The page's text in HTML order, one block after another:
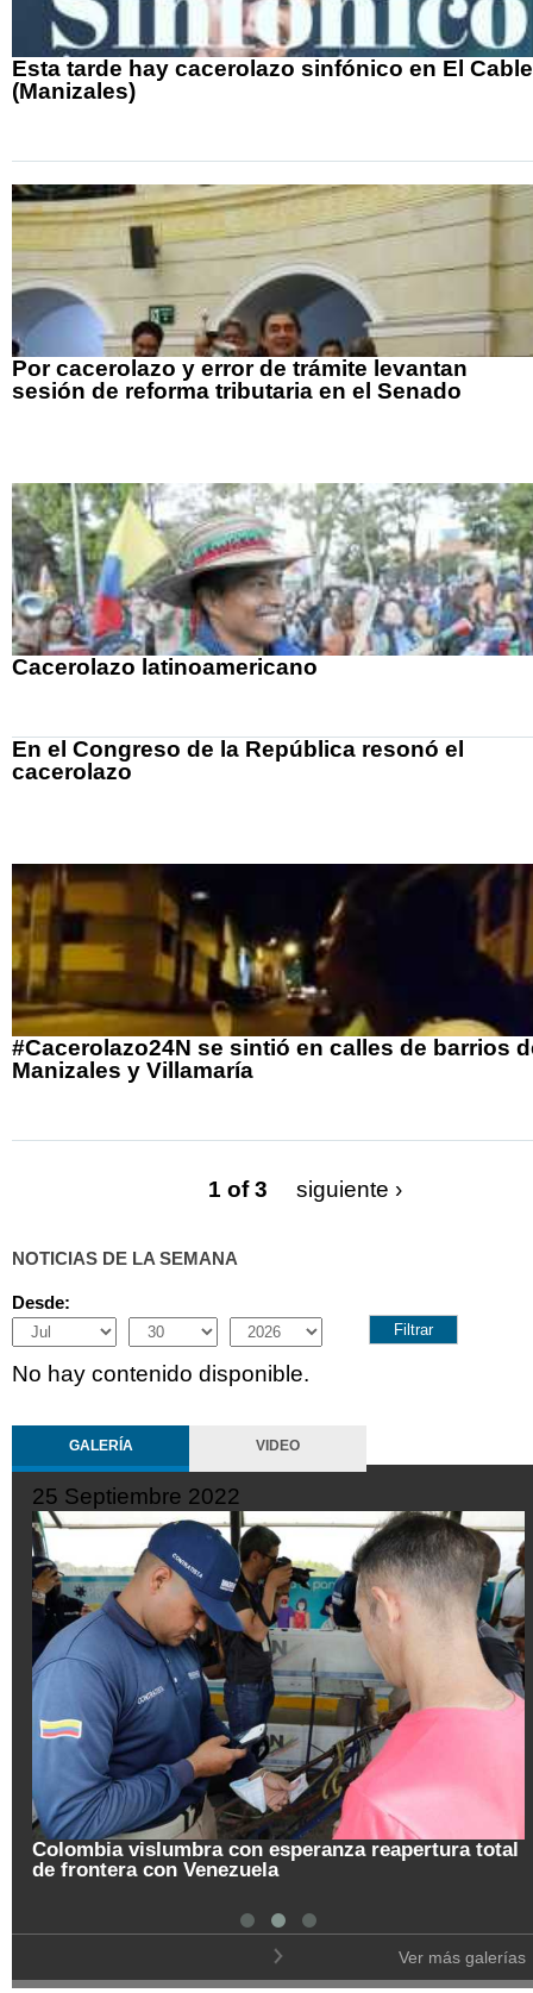
Esta tarde hay cacerolazo sinfónico en El Cable
(Manizales)
Por cacerolazo y error de trámite levantan
sesión de reforma tributaria en el Senado
Cacerolazo latinoamericano
En el Congreso de la República resonó el
cacerolazo
#Cacerolazo24N se sintió en calles de barrios
Manizales y Villamaría
1 of 3 siguiente ›
NOTICIAS DE LA SEMANA
Desde:
Month
Day Year
No hay contenido disponible.
GALERÍA VIDEO
25 Septiembre 2022
Colombia vislumbra con esperanza reapertura total
de frontera con Venezuela
Ver más galerías